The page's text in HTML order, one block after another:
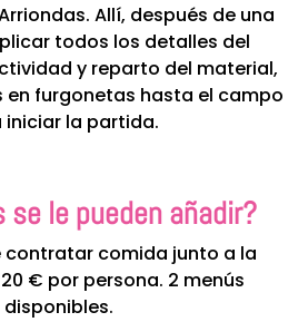
Allí, después de una
todos los detalles del
y reparto del material,
en furgonetas hasta el campo
iniciar la partida.
se le pueden añadir?
contratar comida junto a la
€ por persona. 2 menús
disponibles.